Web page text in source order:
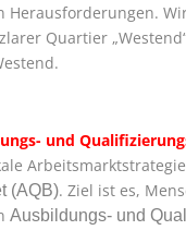
Herausforderungen.
Quartier
und
(AQB). Ziel ist es,
Ausbildungs- und